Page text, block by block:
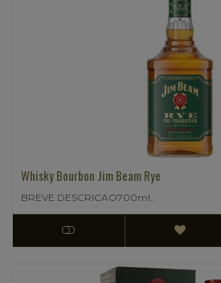
Whisky Bourbon Jim Beam Rye
BREVE DESCRICAO700ml..